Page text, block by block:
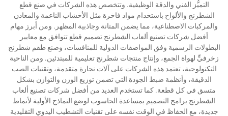
التميُّز الفني والدقة الوظيفية. وتتخصص هذه الشركات في صنع قطع
الشطرنج والألواح باستخدام مواد فاخرة مثل الأخشاب الناعمة والمعادن
والمركبات الاصطناعية، مما يضمن المتانة وجاذبية المظهر. ومن أبرز مهام
أفضل شركات تصنيع ألعاب الشطرنج تصميم قطع تتوافق مع معايير
البطولات الرسمية وفق المواصفات الدولية للمنافسات، وصنع طقم شطرنج
زخرفيٍّ لهواة الجمع، وإنتاج منتجات شطرنج تعليمية للمبتدئين. ومن الناحية
التكنولوجية، تعتمد هذه الشركات على آلات نجارة متقدمة، وتقنيات الصب
الدقيقة، وأنظمة ضبط الجودة التي تضمن توزيع الوزن والتوازن بشكل
متسق في كل قطعة. كما تستخدم العديد من أفضل شركات تصنيع ألعاب
الشطرنج برامج التصميم بمساعدة الحاسوب لوضع النماذج الأولية لأنماط
جديدة، مع الحفاظ في الوقت نفسه على تقنيات التشطيب اليدوي التقليدية